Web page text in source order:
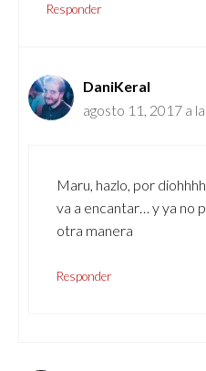
Responder
DaniKeral
agosto 11, 2017 a
Maru, hazlo, por
va a encantar… y ya no
otra manera
Responder